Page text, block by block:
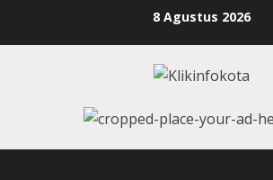
8 Agustus 2026